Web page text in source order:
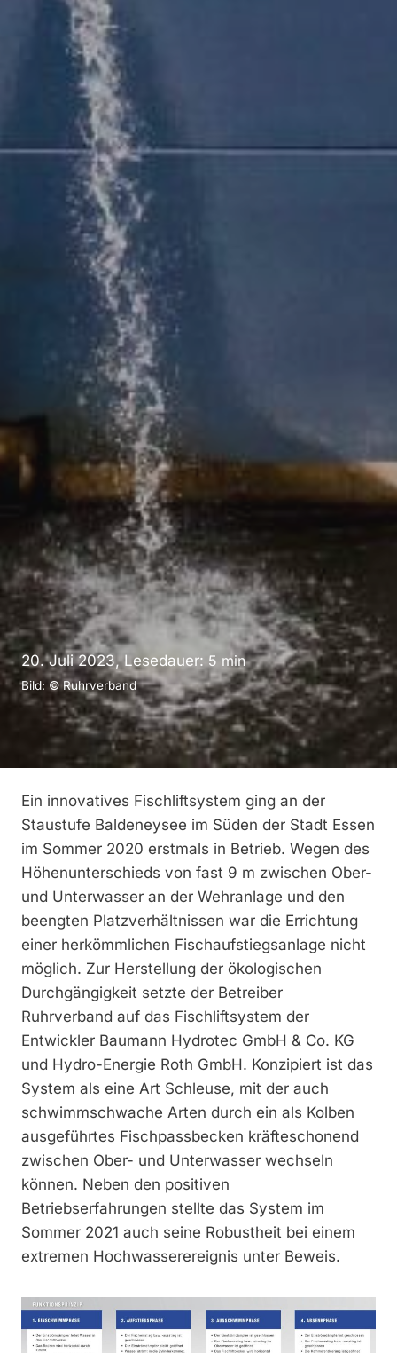
20. Juli 2023, Lesedauer: 5 min
Bild: © Ruhrverband
Ein innovatives Fischliftsystem ging an der
Staustufe Baldeneysee im Süden der Stadt Essen
im Sommer 2020 erstmals in Betrieb. Wegen des
Höhenunterschieds von fast 9 m zwischen Ober-
und Unterwasser an der Wehranlage und den
beengten Platzverhältnissen war die Errichtung
einer herkömmlichen Fischaufstiegsanlage nicht
möglich. Zur Herstellung der ökologischen
Durchgängigkeit setzte der Betreiber
Ruhrverband auf das Fischliftsystem der
Entwickler Baumann Hydrotec GmbH & Co. KG
und Hydro-Energie Roth GmbH. Konzipiert ist das
System als eine Art Schleuse, mit der auch
schwimmschwache Arten durch ein als Kolben
ausgeführtes Fischpassbecken kräfteschonend
zwischen Ober- und Unterwasser wechseln
können. Neben den positiven
Betriebserfahrungen stellte das System im
Sommer 2021 auch seine Robustheit bei einem
extremen Hochwasserereignis unter Beweis.